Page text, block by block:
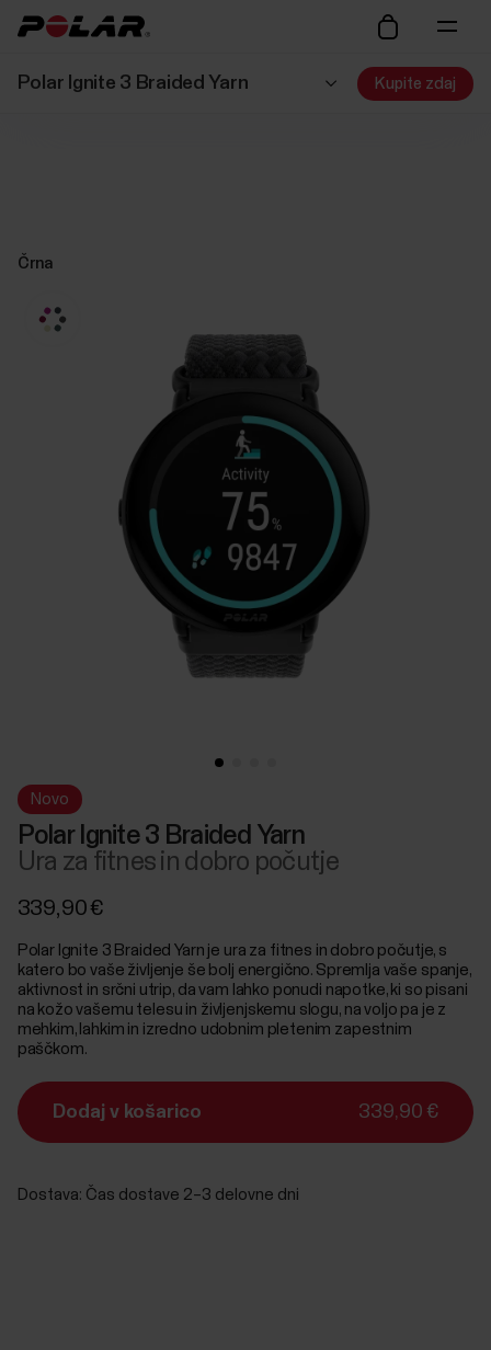
Polar Ignite 3 Braided Yarn Kupite zdaj
Črna
Novo
Polar Ignite 3 Braided Yarn
Ura za fitnes in dobro počutje
339,90 €
Polar Ignite 3 Braided Yarn je ura za fitnes in dobro počutje, s
katero bo vaše življenje še bolj energično. Spremlja vaše spanje,
aktivnost in srčni utrip, da vam lahko ponudi napotke, ki so pisani
na kožo vašemu telesu in življenjskemu slogu, na voljo pa je z
mehkim, lahkim in izredno udobnim pletenim zapestnim
paščkom.
Dodaj v košarico 339,90 €
Dostava: Čas dostave 2–3 delovne dni